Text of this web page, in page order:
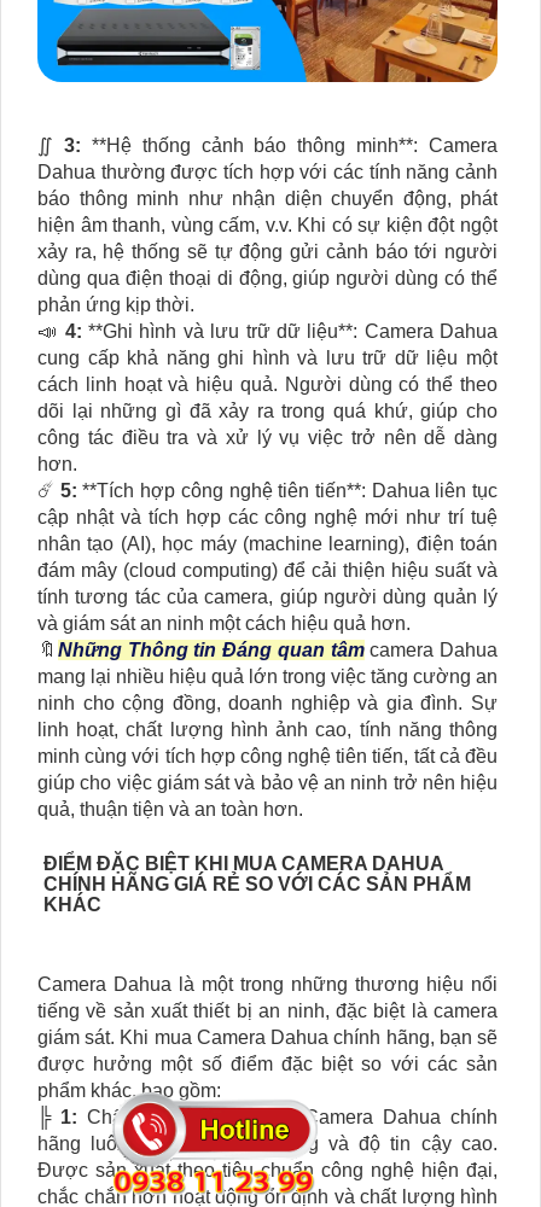
∬ 3: **Hệ thống cảnh báo thông minh**: Camera
Dahua thường được tích hợp với các tính năng cảnh
báo thông minh như nhận diện chuyển động, phát
hiện âm thanh, vùng cấm, v.v. Khi có sự kiện đột ngột
xảy ra, hệ thống sẽ tự động gửi cảnh báo tới người
dùng qua điện thoại di động, giúp người dùng có thể
phản ứng kịp thời.
📣 4: **Ghi hình và lưu trữ dữ liệu**: Camera Dahua
cung cấp khả năng ghi hình và lưu trữ dữ liệu một
cách linh hoạt và hiệu quả. Người dùng có thể theo
dõi lại những gì đã xảy ra trong quá khứ, giúp cho
công tác điều tra và xử lý vụ việc trở nên dễ dàng
hơn.
☄️ 5: **Tích hợp công nghệ tiên tiến**: Dahua liên tục
cập nhật và tích hợp các công nghệ mới như trí tuệ
nhân tạo (AI), học máy (machine learning), điện toán
đám mây (cloud computing) để cải thiện hiệu suất và
tính tương tác của camera, giúp người dùng quản lý
và giám sát an ninh một cách hiệu quả hơn.
🔖 Những Thông tin Đáng quan tâmcamera Dahua
mang lại nhiều hiệu quả lớn trong việc tăng cường an
ninh cho cộng đồng, doanh nghiệp và gia đình. Sự
linh hoạt, chất lượng hình ảnh cao, tính năng thông
minh cùng với tích hợp công nghệ tiên tiến, tất cả đều
giúp cho việc giám sát và bảo vệ an ninh trở nên hiệu
quả, thuận tiện và an toàn hơn.
ĐIỂM ĐẶC BIỆT KHI MUA CAMERA DAHUA
CHÍNH HÃNG GIÁ RẺ SO VỚI CÁC SẢN PHẨM
KHÁC
Camera Dahua là một trong những thương hiệu nổi
tiếng về sản xuất thiết bị an ninh, đặc biệt là camera
giám sát. Khi mua Camera Dahua chính hãng, bạn sẽ
được hưởng một số điểm đặc biệt so với các sản
phẩm khác, bao gồm:
╠ 1: Chất lượng sản phẩm: Camera Dahua chính
hãng luôn an Tâm chất lượng và độ tin cậy cao.
Được sản xuất theo tiêu chuẩn công nghệ hiện đại,
chắc chắn hơn hoạt động ổn định và chất lượng hình